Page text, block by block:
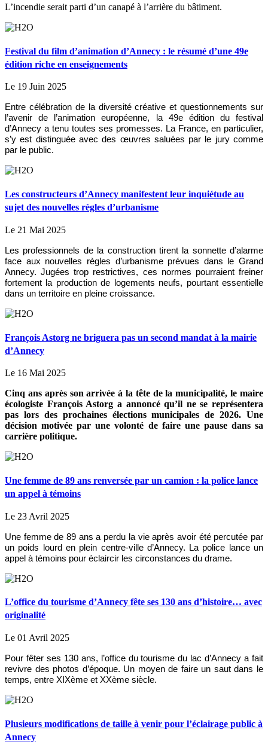
L’incendie serait parti d’un canapé à l’arrière du bâtiment.
Festival du film d’animation d’Annecy : le résumé d’une 49e
édition riche en enseignements
Le 19 Juin 2025
Entre célébration de la diversité créative et questionnements sur
l’avenir de l’animation européenne, la 49e édition du festival
d’Annecy a tenu toutes ses promesses. La France, en particulier,
s’y est distinguée avec des œuvres saluées par le jury comme
par le public.
Les constructeurs d’Annecy manifestent leur inquiétude au
sujet des nouvelles règles d’urbanisme
Le 21 Mai 2025
Les professionnels de la construction tirent la sonnette d’alarme
face aux nouvelles règles d’urbanisme prévues dans le Grand
Annecy. Jugées trop restrictives, ces normes pourraient freiner
fortement la production de logements neufs, pourtant essentielle
dans un territoire en pleine croissance.
François Astorg ne briguera pas un second mandat à la mairie
d’Annecy
Le 16 Mai 2025
Cinq ans après son arrivée à la tête de la municipalité, le maire
écologiste François Astorg a annoncé qu’il ne se représentera
pas lors des prochaines élections municipales de 2026. Une
décision motivée par une volonté de faire une pause dans sa
carrière politique.
Une femme de 89 ans renversée par un camion : la police lance
un appel à témoins
Le 23 Avril 2025
Une femme de 89 ans a perdu la vie après avoir été percutée par
un poids lourd en plein centre-ville d’Annecy. La police lance un
appel à témoins pour éclaircir les circonstances du drame.
L’office du tourisme d’Annecy fête ses 130 ans d’histoire… avec
originalité
Le 01 Avril 2025
Pour fêter ses 130 ans, l’office du tourisme du lac d’Annecy a fait
revivre des photos d’époque. Un moyen de faire un saut dans le
temps, entre XIXème et XXème siècle.
Plusieurs modifications de taille à venir pour l’éclairage public à
Annecy